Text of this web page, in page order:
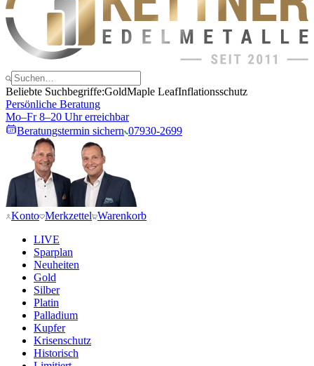
Beliebte Suchbegriffe:GoldMaple LeafInflationsschutz
Persönliche Beratung
Mo–Fr 8–20 Uhr erreichbar
Beratungstermin sichern 07930-2699
Konto Merkzettel Warenkorb
LIVE
Sparplan
Neuheiten
Gold
Silber
Platin
Palladium
Kupfer
Krisenschutz
Historisch